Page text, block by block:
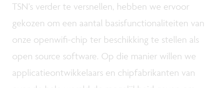
TSN’s verder te versnellen, hebben we ervoor
gekozen om een aantal basisfunctionaliteiten van
onze openwifi-chip ter beschikking te stellen als
open source software. Op die manier willen we
applicatieontwikkelaars en chipfabrikanten van